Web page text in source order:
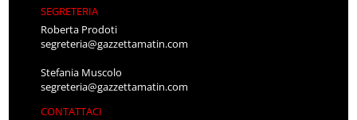
SEGRETERIA
Roberta Prodoti
segreteria@gazzettamatin.com
Stefania Muscolo
segreteria@gazzettamatin.com
CONTATTACI